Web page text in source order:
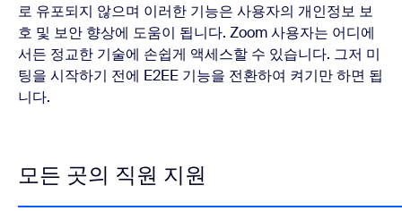
로 유포되지 않으며 이러한 기능은 사용자의 개인정보 보
호 및 보안 향상에 도움이 됩니다. Zoom 사용자는 어디에
서든 정교한 기술에 손쉽게 액세스할 수 있습니다. 그저 미
팅을 시작하기 전에 E2EE 기능을 전환하여 켜기만 하면 됩
니다.
모든 곳의 직원 지원